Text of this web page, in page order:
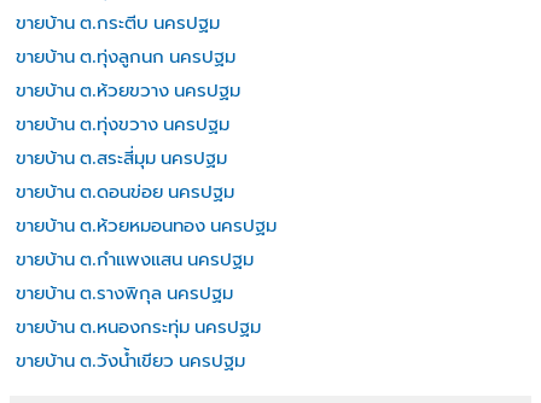
ขายบ้าน ต.กระตีบ นครปฐม
ขายบ้าน ต.ทุ่งลูกนก นครปฐม
ขายบ้าน ต.ห้วยขวาง นครปฐม
ขายบ้าน ต.ทุ่งขวาง นครปฐม
ขายบ้าน ต.สระสี่มุม นครปฐม
ขายบ้าน ต.ดอนข่อย นครปฐม
ขายบ้าน ต.ห้วยหมอนทอง นครปฐม
ขายบ้าน ต.กำแพงแสน นครปฐม
ขายบ้าน ต.รางพิกุล นครปฐม
ขายบ้าน ต.หนองกระทุ่ม นครปฐม
ขายบ้าน ต.วังน้ำเขียว นครปฐม